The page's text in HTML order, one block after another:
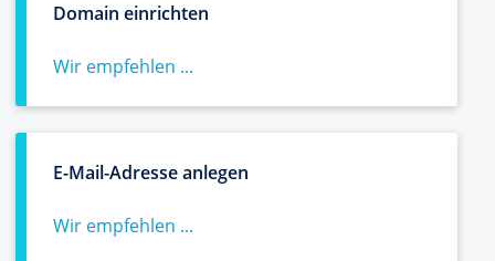
Domain einrichten
Wir empfehlen ...
E-Mail-Adresse anlegen
Wir empfehlen ...